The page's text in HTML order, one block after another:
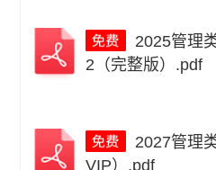
2（完整版）.pdf
VIP）.pdf